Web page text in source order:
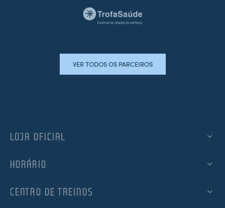
VER TODOS OS PARCEIROS
LOJA OFICIAL
HORÁRIO
CENTRO DE TREINOS